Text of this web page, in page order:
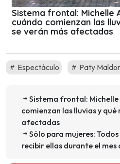
Sistema frontal: Michelle
cuándo comienzan las
se verán más afectadas
Espectáculo Paty
Sistema frontal:
comienzan las lluvias y qué
afectadas
Sólo para mujeres:
recibir ellas durante el mes